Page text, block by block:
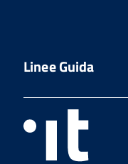
Linee Guida